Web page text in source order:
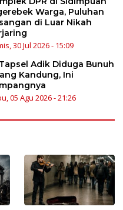
Warga, Puluhan
di Luar Nikah
30 Jul 2026 - 15:09
Adik Diduga Bunuh
Kandung, Ini
05 Agu 2026 - 21:26